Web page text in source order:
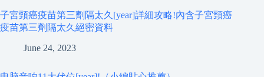
子宮頸癌疫苗第三劑隔太久[year]詳細攻略!內含子宮頸癌
疫苗第三劑隔太久絕密資料
June 24, 2023